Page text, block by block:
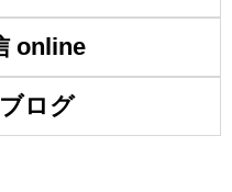
online
ログ